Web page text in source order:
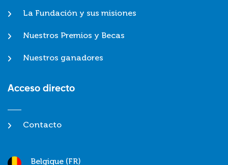
La Fundación y sus misiones
Nuestros Premios y Becas
Nuestros ganadores
Acceso directo
Contacto
Belgique (FR)